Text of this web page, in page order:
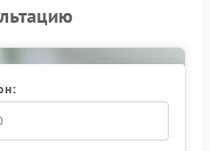
параметрами, благодаря
под нагрузкой и не